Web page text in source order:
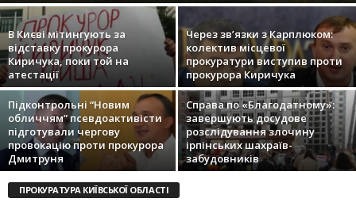
В Києві мітингують за
відставку прокурора
Киричука, поки той на
атестації
Через зв’язки з Карплюком:
колектив місцевої
прокуратури виступив проти
прокурора Киричука
Підконтрольні “Новим
обличчям” псевдоактивісти
підготували чергову
провокацію проти прокурора
Дмитруня
Справа по «Благодатному»:
завершують досудове
розслідування злочину
ірпінських шахраїв-
забудовників
ПРОКУРАТУРА КИЇВСЬКОЇ ОБЛАСТІ